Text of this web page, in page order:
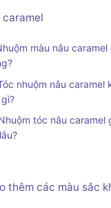
caramel
màu nâu
nhuộm nâu caramel
tóc nâu caramel
thêm các màu sắc